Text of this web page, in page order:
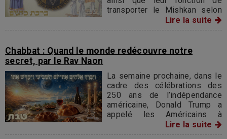
transporter le Mishkan selon
leur appartenance : Qehatites,
Gershonites, Mérarites.
seront transportés par chariot,
d’autre à même leurs épaules…
Lire la suite
Chabbat : Quand le monde redécouvre notre
secret, par le Rav Naon
La semaine prochaine, dans le
cadre des célébrations des
250 ans de l’indépendance
américaine, Donald Trump a
appelé les Américains à
participer à un « Chabbat
national » une journée inspirée
Lire la suite